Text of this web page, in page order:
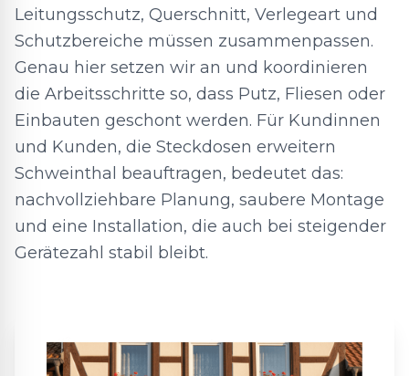
Leitungsschutz, Querschnitt, Verlegeart und
Schutzbereiche müssen zusammenpassen.
Genau hier setzen wir an und koordinieren
die Arbeitsschritte so, dass Putz, Fliesen oder
Einbauten geschont werden. Für Kundinnen
und Kunden, die Steckdosen erweitern
Schweinthal beauftragen, bedeutet das:
nachvollziehbare Planung, saubere Montage
und eine Installation, die auch bei steigender
Gerätezahl stabil bleibt.